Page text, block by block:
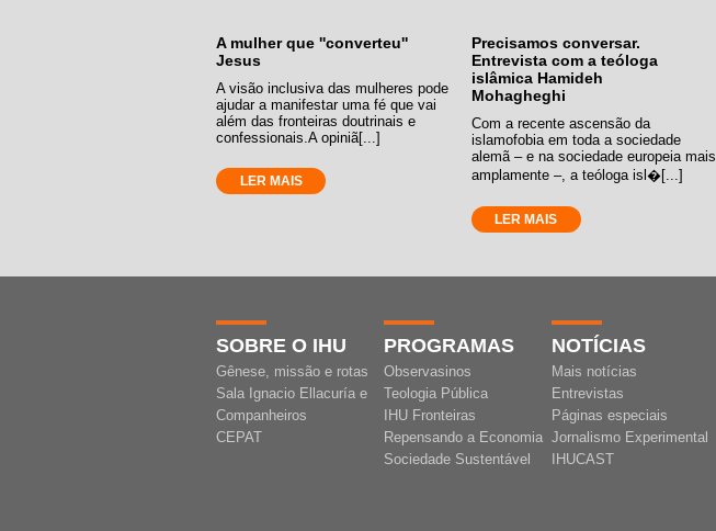
A mulher que ''converteu''
Jesus
A visão inclusiva das mulheres pode
ajudar a manifestar uma fé que vai
além das fronteiras doutrinais e
confessionais.A opiniã[...]
LER MAIS
Precisamos conversar.
Entrevista com a teóloga
islâmica Hamideh
Mohagheghi
Com a recente ascensão da
islamofobia em toda a sociedade
alemã – e na sociedade europeia mais
amplamente –, a teóloga isl�[...]
LER MAIS
SOBRE O IHU
Gênese, missão e rotas
Sala Ignacio Ellacuría e
Companheiros
CEPAT
PROGRAMAS
Observasinos
Teologia Pública
IHU Fronteiras
Repensando a Economia
Sociedade Sustentável
NOTÍCIAS
Mais notícias
Entrevistas
Páginas especiais
Jornalismo Experimental
IHUCAST